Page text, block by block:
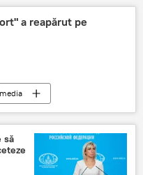
a reapărut pe
să